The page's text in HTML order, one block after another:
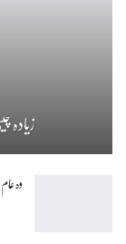
زیادہ
وہ عام